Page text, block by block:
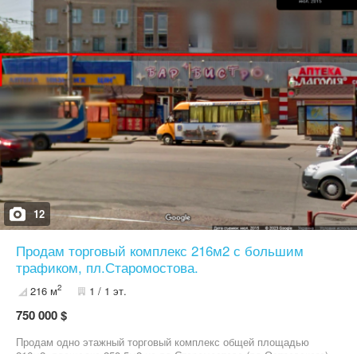
канализация яма, отопление в боксах Новая кровля,
сигнализация, огорожено, отличный асфальтированный
подъезд. Сейчас все в аренде. Цена - 225 000$
12
Продам торговый комплекс 216м2 с большим
трафиком, пл.Старомостова.
216 м2 1 / 1 эт.
750 000 $
Продам одно этажный торговый комплекс общей площадью